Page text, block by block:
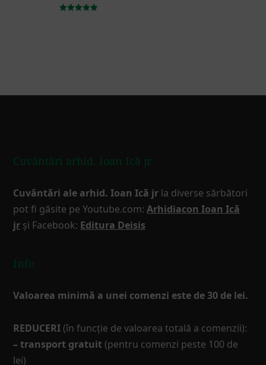
Cuvântări arhid. Ioan Ică jr
Cuvântări ale arhid. Ioan Ică jr la diverse sărbători
pot fi găsite pe Youtube.com:Arhidiacon Ioan Ică
jr și Facebook: Editura Deisis
Info
Valoarea minimă a unei comenzi este de 30 de lei.
REDUCERI (în funcţie de valoarea totală a comenzii):
– transport gratuit (pentru comenzi peste 100 de
lei)